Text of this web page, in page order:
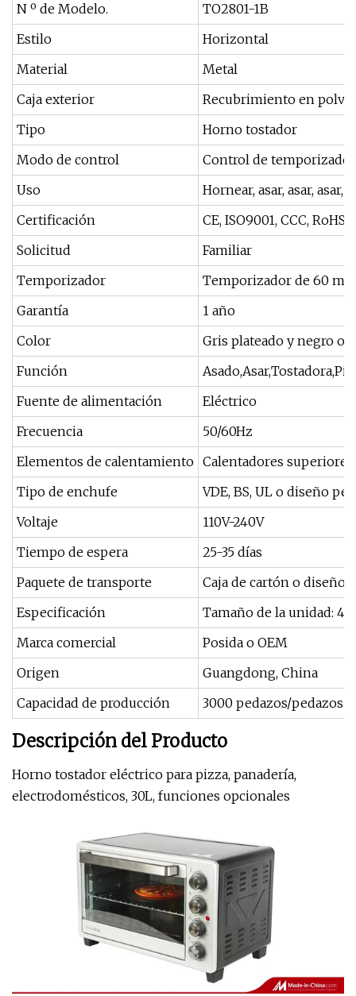
N º de Modelo.
TO2801-1B
Estilo
Horizontal
Material
Metal
Caja exterior
Recubrimiento en polvo
Tipo
Horno tostador
Modo de control
Control de
Uso
Hornear, asar, asar, asar,
Certificación
CE, ISO9001, CCC, RoHS,
Solicitud
Familiar
Temporizador
Temporizador de 60
Garantía
1 año
Color
Gris plateado y negro o
Función
Fuente de alimentación
Eléctrico
Frecuencia
50/60Hz
Elementos de calentamiento Calentadores
Tipo de enchufe
VDE, BS, UL o diseño
Voltaje
110V-240V
Tiempo de espera
25-35 días
Paquete de transporte
Caja de cartón o diseño
Especificación
Tamaño de la unidad:
Marca comercial
Posida o OEM
Origen
Guangdong, China
Capacidad de producción
3000 pedazos/pedazos
Descripción del Producto
Horno tostador eléctrico para pizza, panadería,
electrodomésticos, 30L, funciones opcionales